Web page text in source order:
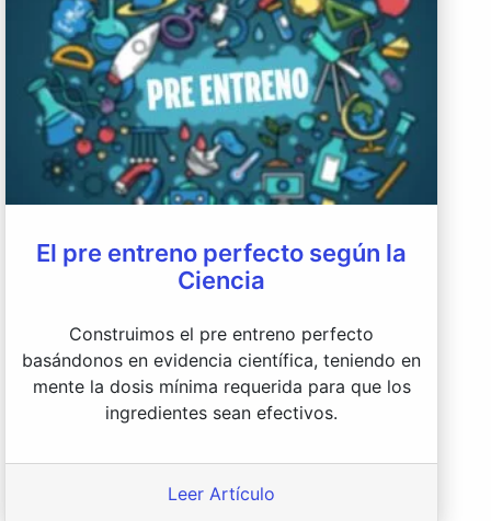
El pre entreno perfecto según la
Ciencia
Construimos el pre entreno perfecto
basándonos en evidencia científica, teniendo en
mente la dosis mínima requerida para que los
ingredientes sean efectivos.
Leer Artículo